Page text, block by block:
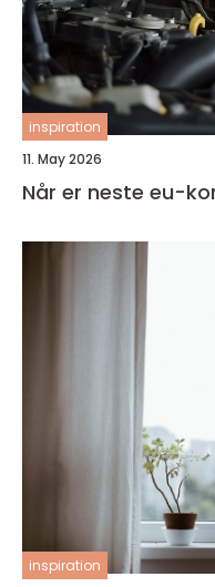
inspiration
11. May 2026
Når er neste eu-
inspiration